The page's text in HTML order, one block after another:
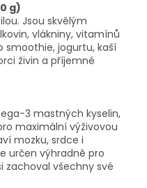
g)
Jsou skvělým
vlákniny, vitamínů
smoothie, jogurtu, kaší
živin a příjemné
3 mastných kyselin,
maximální výživovou
mozku, srdce i
určen výhradně pro
zachoval všechny své